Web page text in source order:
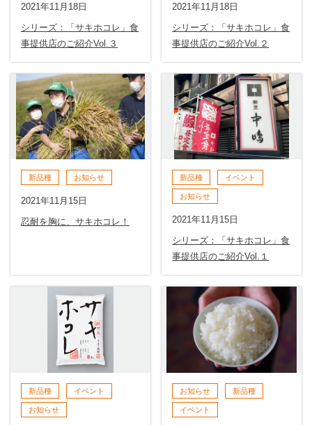
2021年11月18日
シリーズ：「サキホコレ」食
事提供店のご紹介Vol.３
2021年11月18日
シリーズ：「サキホコレ」食
事提供店のご紹介Vol.２
新品種 お知らせ
2021年11月15日
忍耐を胸に、サキホコレ！
新品種 イベント
お知らせ
2021年11月15日
シリーズ：「サキホコレ」食
事提供店のご紹介Vol.１
新品種 イベント
お知らせ
お知らせ 新品種
イベント